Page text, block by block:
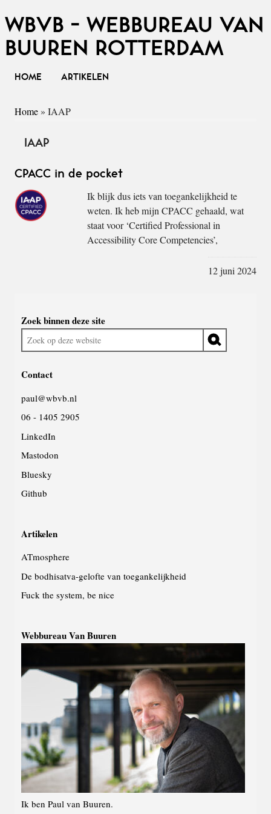
WBVB - WEBBUREAU VAN
BUUREN ROTTERDAM
HOME ARTIKELEN
Home » IAAP
IAAP
CPACC in de pocket
Ik blijk dus iets van toegankelijkheid te
weten. Ik heb mijn CPACC gehaald, wat
staat voor ‘Certified Professional in
Accessibility Core Competencies’,
12 juni 2024
algemeen
Zoek binnen deze site
Zoek
op
website
Contact
paul@wbvb.nl
06 - 1405 2905
LinkedIn
Mastodon
Bluesky
Github
Artikelen
ATmosphere
De bodhisatva-gelofte van toegankelijkheid
Fuck the system, be nice
Webbureau Van Buuren
Ik ben Paul van Buuren.